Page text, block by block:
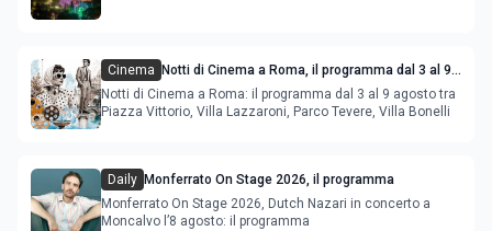
Cinema
Notti di Cinema a Roma, il programma dal 3 al 9
agosto
Notti di Cinema a Roma: il programma dal 3 al 9 agosto tra
Piazza Vittorio, Villa Lazzaroni, Parco Tevere, Villa Bonelli
Daily Monferrato On Stage 2026, il programma
Monferrato On Stage 2026, Dutch Nazari in concerto a
Moncalvo l’8 agosto: il programma